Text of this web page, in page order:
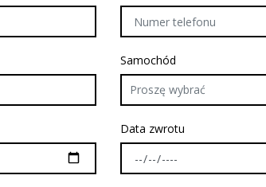
Samochód
Proszę wybrać
Data zwrotu